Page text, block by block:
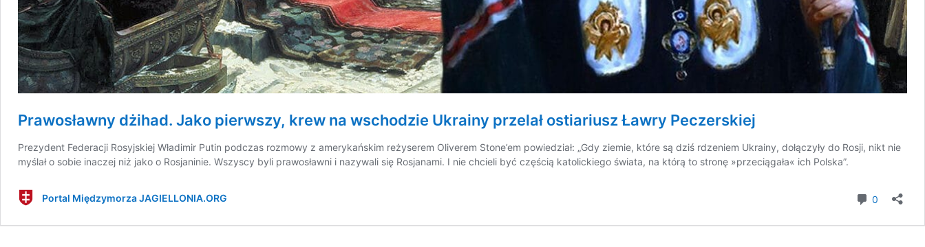
Prawosławny dżihad. Jako pierwszy, krew na wschodzie Ukrainy przelał ostiariusz Ławry Peczerskiej
Prezydent Federacji Rosyjskiej Władimir Putin podczas rozmowy z amerykańskim reżyserem Oliverem Stone’em powiedział: „Gdy ziemie, które są dziś rdzeniem Ukrainy, dołączyły do Rosji, nikt nie
myślał o sobie inaczej niż jako o Rosjaninie. Wszyscy byli prawosławni i nazywali się Rosjanami. I nie chcieli być częścią katolickiego świata, na którą to stronę »przeciągała« ich Polska”.
Portal Międzymorza JAGIELLONIA.ORG 0